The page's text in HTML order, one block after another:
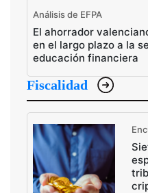
Análisis de EFPA
El ahorrador
en el largo plazo a la
educación financiera
Fiscalidad